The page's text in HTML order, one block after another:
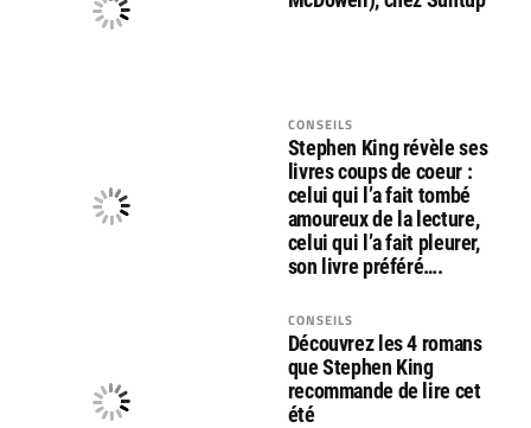
CONSEILS
Stephen King révèle ses
livres coups de coeur :
celui qui l’a fait tombé
amoureux de la lecture,
celui qui l’a fait pleurer,
son livre préféré….
CONSEILS
Découvrez les 4 romans
que Stephen King
recommande de lire cet
été